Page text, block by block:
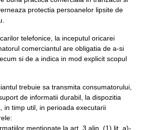
protectia persoanelor lipsite de
telefonice, la inceputul oricarei
comerciantul are obligatia de a-si
si de a indica in mod explicit scopul
trebuie sa transmita consumatorului,
de informatii durabil, la dispozitia
in timp util, in perioada executarii
mentionate la art. 3 alin. (1) lit. a)-